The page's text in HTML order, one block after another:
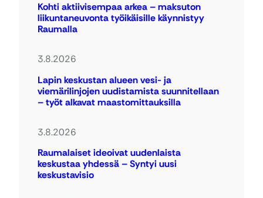
Kohti aktiivisempaa arkea – maksuton
liikuntaneuvonta työikäisille käynnistyy
Raumalla
3.8.2026
Lapin keskustan alueen vesi- ja
viemärilinjojen uudistamista suunnitellaan
– työt alkavat maastomittauksilla
3.8.2026
Raumalaiset ideoivat uudenlaista
keskustaa yhdessä – Syntyi uusi
keskustavisio